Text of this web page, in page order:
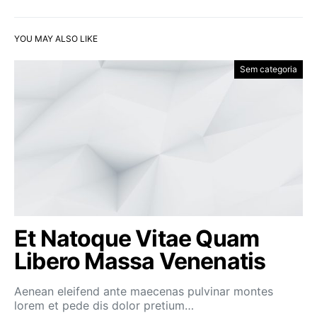
YOU MAY ALSO LIKE
Sem categoria
Et Natoque Vitae Quam
Libero Massa Venenatis
Aenean eleifend ante maecenas pulvinar montes
lorem et pede dis dolor pretium…